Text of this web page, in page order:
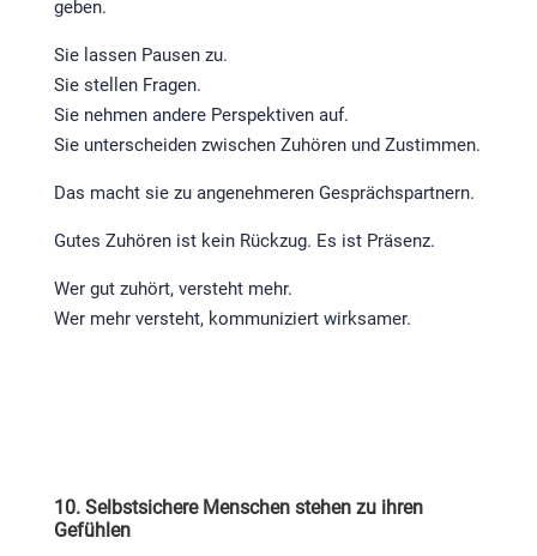
geben.
Sie lassen Pausen zu.
Sie stellen Fragen.
Sie nehmen andere Perspektiven auf.
Sie unterscheiden zwischen Zuhören und Zustimmen.
Das macht sie zu angenehmeren Gesprächspartnern.
Gutes Zuhören ist kein Rückzug. Es ist Präsenz.
Wer gut zuhört, versteht mehr.
Wer mehr versteht, kommuniziert wirksamer.
10. Selbstsichere Menschen stehen zu ihren
Gefühlen